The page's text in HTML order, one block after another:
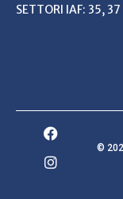
SETTORI IAF: 35, 37
©